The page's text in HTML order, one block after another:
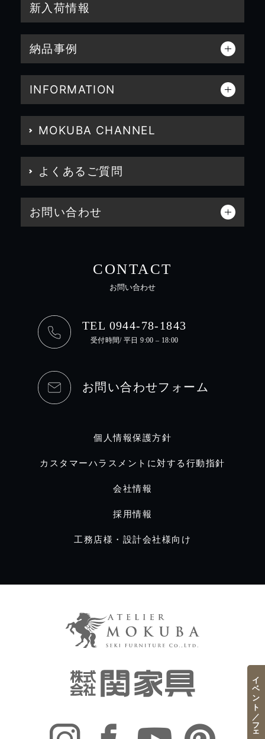
新入荷情報
納品事例
INFORMATION
MOKUBA CHANNEL
よくあるご質問
お問い合わせ
CONTACT
お問い合わせ
TEL 0944-78-1843
受付時間/ 平日 9:00 – 18:00
お問い合わせフォーム
個人情報保護方針
カスタマーハラスメントに対する行動指針
会社情報
採用情報
工務店様・設計会社様向け
イベント／フェア